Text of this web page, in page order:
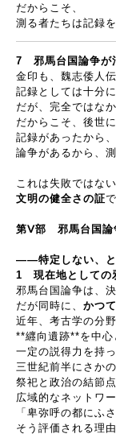
だからこそ、
測る者たちは記録
7 邪馬台国論争が
金印も、魏志倭人伝
記録としては十分
だが、完全ではなか
だからこそ、後世
記録があったから
論争があるから、
これは失敗ではない
文明の健全さの証
第Ⅴ部 邪馬台国論
――特定しない、
1 現在地としての
邪馬台国論争は、
だが同時に、 かつ
近年、考古学の分
**纒向遺跡**を中心
一定の説得力を持
三世紀前半にさか
祭祀と政治の結節
広域的なネットワ
「卑弥呼の都にふ
そう評価される理